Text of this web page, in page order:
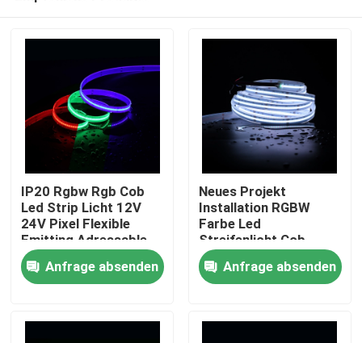
IP20 Rgbw Rgb Cob
Led Strip Licht 12V
24V Pixel Flexible
Emitting Adressable
Cob Led Strip
Anfrage absenden
Neues Projekt
Installation RGBW
Farbe Led
Streifenlicht Cob
Magic Digital
Adressierbares COB
Led Streifen
Anfrage absenden